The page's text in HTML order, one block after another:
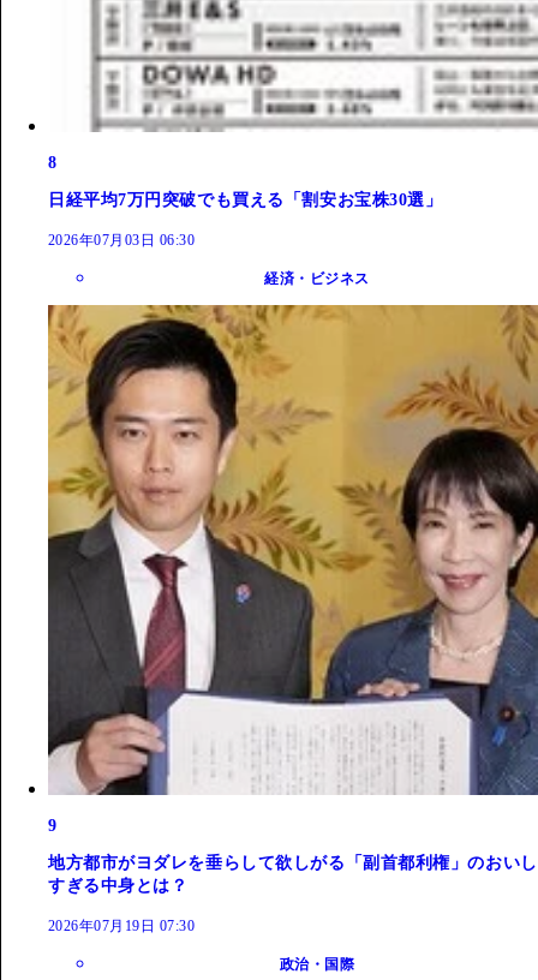
8
日経平均7万円突破でも買える「割安お宝株30選」
2026年07月03日 06:30
経済・ビジネス
9
地方都市がヨダレを垂らして欲しがる「副首都利権」のおいし
すぎる中身とは？
2026年07月19日 07:30
政治・国際